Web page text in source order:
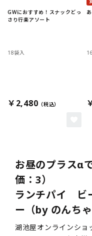
GWにおすすめ！スナックどっ
さり行楽アソート
18袋入
￥2,480
お昼のプラスα
価：3）
ランチパイ ビ
ー（by のんちゃ
湖池屋オンラインシ